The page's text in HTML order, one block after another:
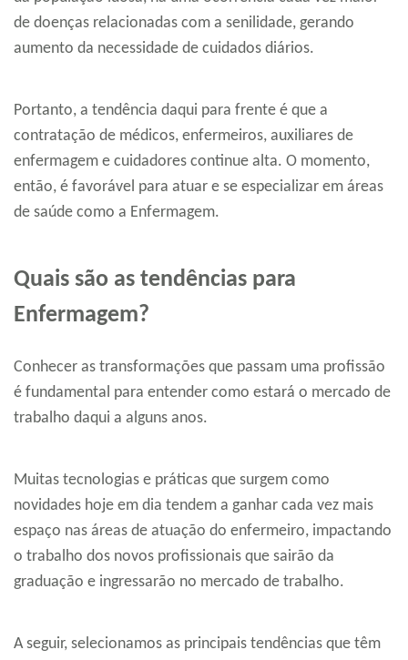
de doenças relacionadas com a senilidade, gerando
aumento da necessidade de cuidados diários.
Portanto, a tendência daqui para frente é que a
contratação de médicos, enfermeiros, auxiliares de
enfermagem e cuidadores continue alta. O momento,
então, é favorável para atuar e se especializar em áreas
de saúde como a Enfermagem.
Quais são as tendências para
Enfermagem?
Conhecer as transformações que passam uma profissão
é fundamental para entender como estará o mercado de
trabalho daqui a alguns anos.
Muitas tecnologias e práticas que surgem como
novidades hoje em dia tendem a ganhar cada vez mais
espaço nas áreas de atuação do enfermeiro, impactando
o trabalho dos novos profissionais que sairão da
graduação e ingressarão no mercado de trabalho.
A seguir, selecionamos as principais tendências que têm